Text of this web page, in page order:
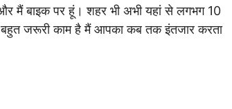
मैं बाइक पर हूं। शहर भी अभी यहां से लगभग 10
जरूरी काम है मैं आपका कब तक इंतजार करता